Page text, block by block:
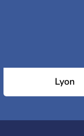
Lyon